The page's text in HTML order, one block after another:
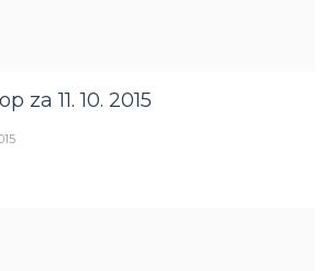
za 11. 10. 2015